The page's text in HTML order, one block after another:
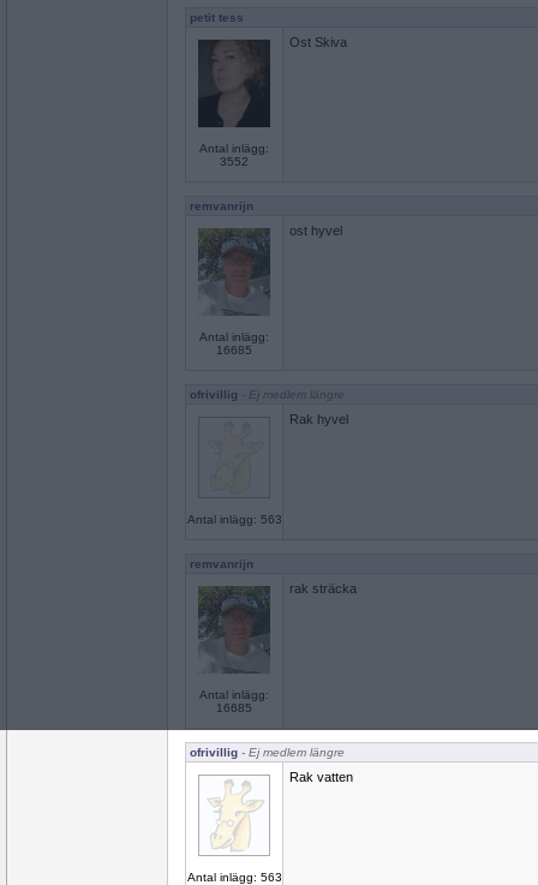
petit tess
Antal inlägg:
3552
Ost Skiva
remvanrijn
Antal inlägg:
16685
ost hyvel
ofrivillig - Ej medlem längre
Antal inlägg: 563
Rak hyvel
remvanrijn
Antal inlägg:
16685
rak sträcka
ofrivillig - Ej medlem längre
Antal inlägg: 563
Rak vatten